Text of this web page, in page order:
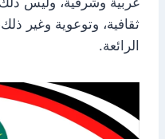
ثقافية، وتوعوية وغير
الرائعة.